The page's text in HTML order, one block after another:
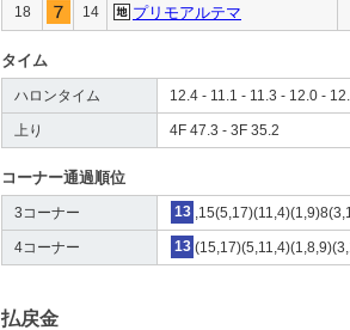
18 14 プリモアルテマ
タイム
ハロンタイム 12.4 - 11.1 - 11.3 - 12.0 -
上り 4F 47.3 - 3F 35.2
コーナー通過順位
3コーナー 13
4コーナー 13
払戻金